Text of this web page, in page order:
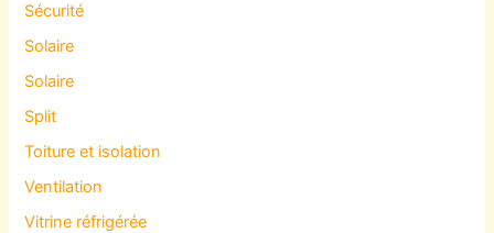
Sécurité
Solaire
Solaire
Split
Toiture et isolation
Ventilation
Vitrine réfrigérée